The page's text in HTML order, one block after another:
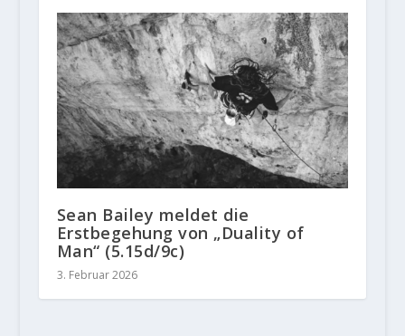
Sean Bailey meldet die
Erstbegehung von „Duality of
Man“ (5.15d/9c)
3. Februar 2026